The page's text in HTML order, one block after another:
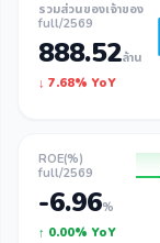
รวมส่วนของเจ้าของ
full/2569
888.52ล้าน
↓ 7.68% YoY
ROE(%)
full/2569
-6.96%
↑ 0.00% YoY